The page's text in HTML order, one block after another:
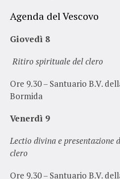
Agenda del Vescovo
Giovedì 8
Ritiro spirituale del clero
Ore 9.30 – Santuario B.V.
Bormida
Venerdì 9
Lectio divina e presentazione
clero
Ore 9.30 – Santuario B.V.